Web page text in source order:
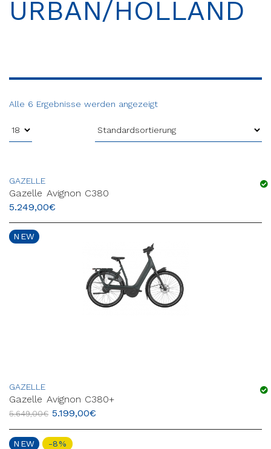
URBAN/HOLLAND
Alle 6 Ergebnisse werden angezeigt
GAZELLE
Gazelle Avignon C380
5.249,00€
NEW
GAZELLE
Gazelle Avignon C380+
5.649,00€ 5.199,00€
NEW -8%